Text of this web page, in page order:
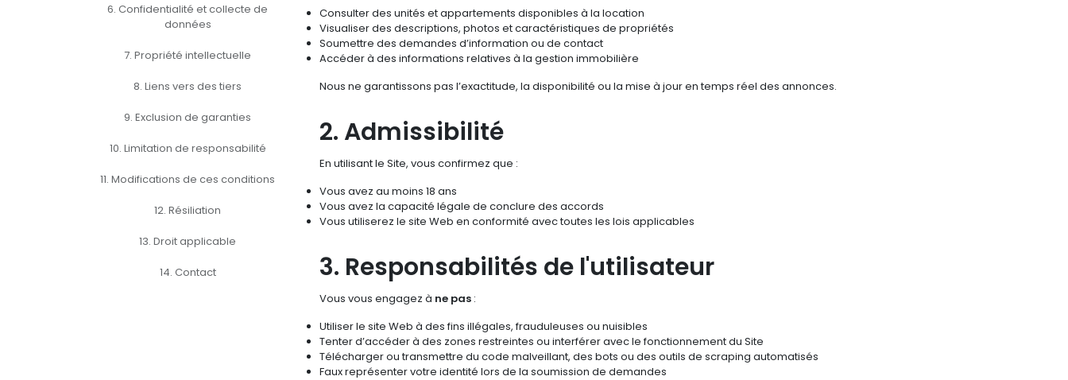
6. Confidentialité et collecte de
données
7. Propriété intellectuelle
8. Liens vers des tiers
9. Exclusion de garanties
10. Limitation de responsabilité
11. Modifications de ces conditions
12. Résiliation
13. Droit applicable
14. Contact
Consulter des unités et appartements disponibles à la location
Visualiser des descriptions, photos et caractéristiques de propriétés
Soumettre des demandes d’information ou de contact
Accéder à des informations relatives à la gestion immobilière
Nous ne garantissons pas l’exactitude, la disponibilité ou la mise à jour en temps réel des annonces.
2. Admissibilité
En utilisant le Site, vous confirmez que :
Vous avez au moins 18 ans
Vous avez la capacité légale de conclure des accords
Vous utiliserez le site Web en conformité avec toutes les lois applicables
3. Responsabilités de l'utilisateur
Vous vous engagez à ne pas :
Utiliser le site Web à des fins illégales, frauduleuses ou nuisibles
Tenter d’accéder à des zones restreintes ou interférer avec le fonctionnement du Site
Télécharger ou transmettre du code malveillant, des bots ou des outils de scraping automatisés
Faux représenter votre identité lors de la soumission de demandes